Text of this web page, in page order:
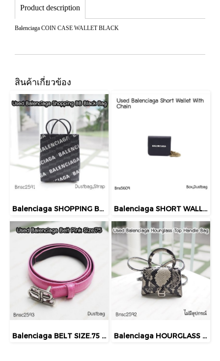
Product description
Balenciaga COIN CASE WALLET BLACK
สินค้าเกี่ยวข้อง
Balenciaga SHOPPING BB BLACK BAG Balenciaga SHORT WALLET WITH CHAIN
Balenciaga BELT SIZE.75 PINK Balenciaga HOURGLASS TOP HANDLE BAG